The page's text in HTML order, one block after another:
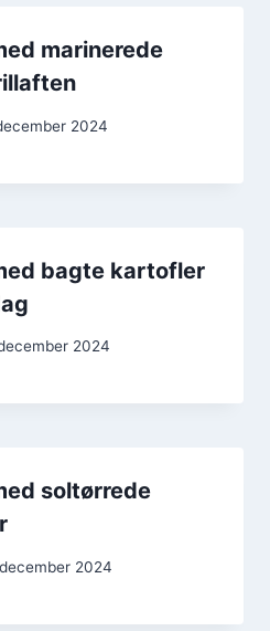
marinerede
2024
bagte kartofler
2024
soltørrede
2024